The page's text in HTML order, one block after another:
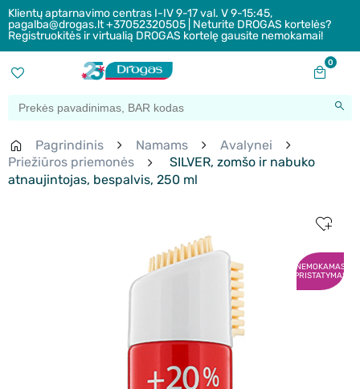
Klientų aptarnavimo centras I-IV 9-17 val. V 9-15:45,
pagalba@drogas.lt +37052320505 | Neturite DROGAS kortelės?
Registruokitės ir virtualią DROGAS kortelę gausite nemokamai!
0
Pagrindinis Namams
Avalynei
Priežiūros priemonės
SILVER, zomšo ir nabuko
atnaujintojas, bespalvis, 250 ml
NEMOKAMAS
PRISTATYMAS